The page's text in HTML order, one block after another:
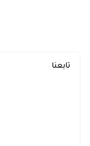
تابعنا